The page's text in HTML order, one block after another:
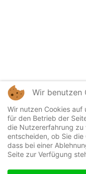
Wir benutzen
Wir nutzen Cookies auf
für den Betrieb der
die Nutzererfahrung zu
entscheiden, ob Sie
dass bei einer
Seite zur Verfügung